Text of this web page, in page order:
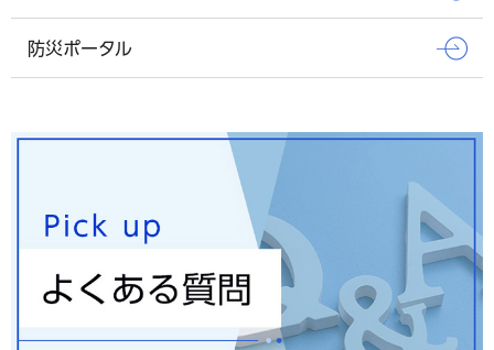
防災ポータル